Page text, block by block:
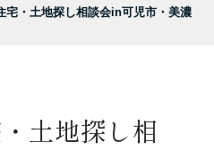
宅・土地探し相談会in可児市・美濃
土地探し相